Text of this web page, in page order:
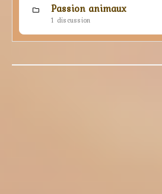
Passion animaux
1 discussion